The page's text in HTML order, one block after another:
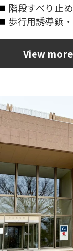
階段すべり止
歩行用誘導鋲
View more